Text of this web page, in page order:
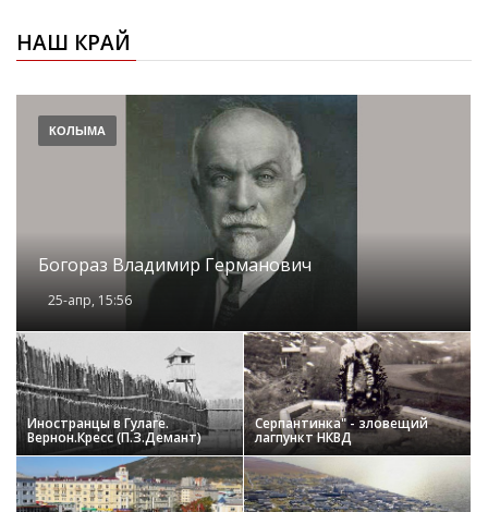
НАШ КРАЙ
КОЛЫМА
Богораз Владимир Германович
25-апр, 15:56
Иностранцы в Гулаге.
Вернон.Кресс (П.З.Демант)
Серпантинка" - зловещий
лагпункт НКВД